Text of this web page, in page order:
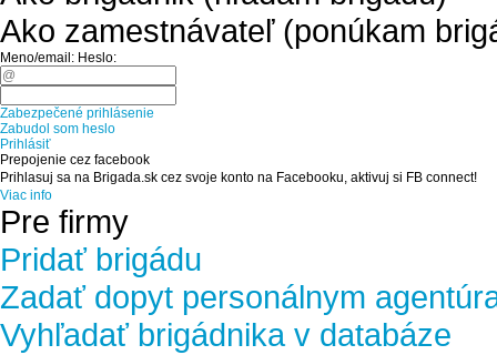
Ako zamestnávateľ (ponúkam
Meno/email: Heslo:
Zabezpečené prihlásenie
Zabudol som heslo
Prihlásiť
Prepojenie cez facebook
Prihlasuj sa na Brigada.sk cez svoje konto na Facebooku, aktivuj si FB connect!
Viac info
Pre firmy
Pridať brigádu
Zadať dopyt personálnym
Vyhľadať brigádnika v databáze